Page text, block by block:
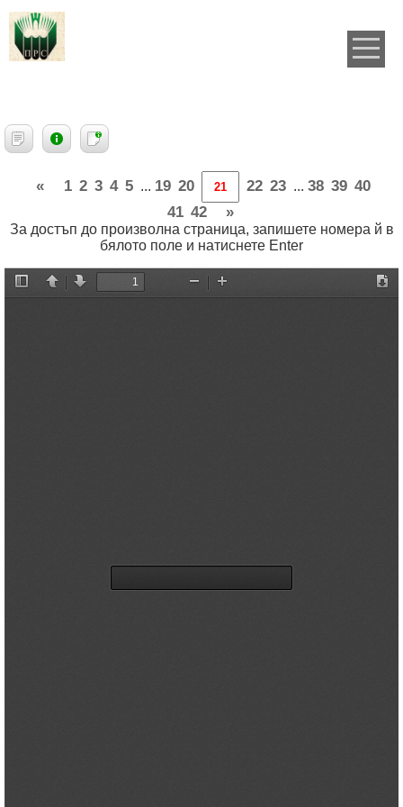
« 1 2 3 4 5 ... 19 20 22 23 ... 38 39 40
41 42 »
За достъп до произволна страница, запишете номера й в
бялото поле и натиснете Enter